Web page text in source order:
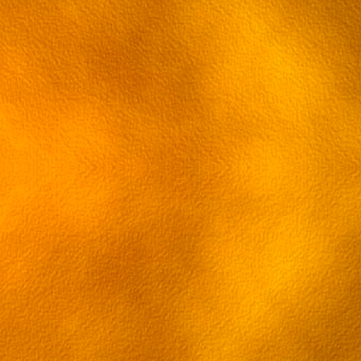
86 эпизод Грэй-мен
87 эпизод Грэй-мен
88 эпизод Грэй-мен
89 эпизод Грэй-мен
90 эпизод Грэй-мен
91 эпизод Грэй-мен
92 эпизод Грэй-мен
93 эпизод Грэй-мен